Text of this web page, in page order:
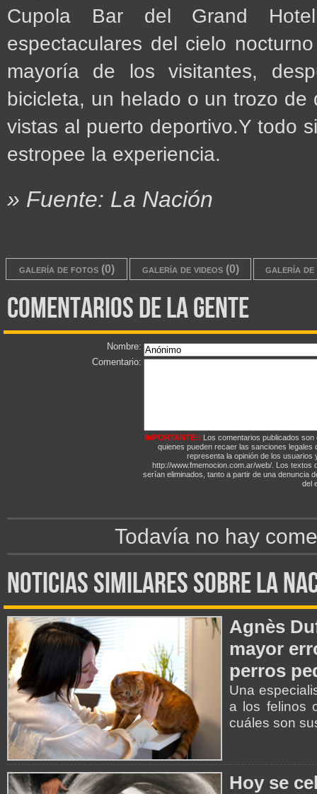
Cupola Bar del Grand
espectaculares del cielo
mayoría de los visitantes,
bicicleta, un helado o un trozo
vistas al puerto deportivo.Y todo
estropee la experiencia.
» Fuente: La Nación
galería de fotos (0) galería de videos (0) galería de
comentarios de la gente
Nombre:
Comentario:
IMPORTANTE!: Los comentarios publicados
quienes pueden recaer las sanciones
representa la opinión de los
http://www.fmemocion.com.ar/web/. Los textos
serían eliminados, tanto a partir de una denuncia
del
Todavía no hay
noticias similares sobre la
Agnès
mayor
perros
Una
a los felinos
cuáles son
Hoy se